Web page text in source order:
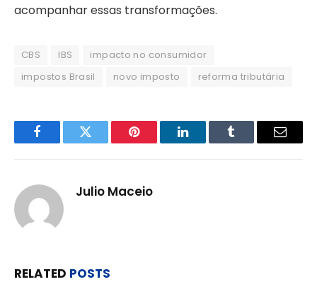
acompanhar essas transformações.
CBS IBS
impacto no consumidor
impostos Brasil
novo imposto reforma tributária
FacebookTwitter Pinterest LinkedInTumblr Email
Julio Maceio
RELATED POSTS